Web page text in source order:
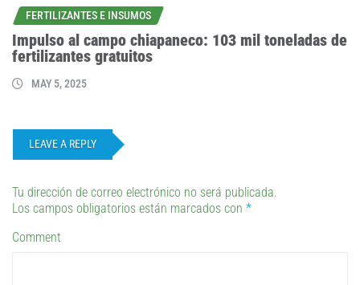
FERTILIZANTES E INSUMOS
Impulso al campo chiapaneco: 103 mil toneladas de
fertilizantes gratuitos
MAY 5, 2025
LEAVE A REPLY
Tu dirección de correo electrónico no será publicada.
Los campos obligatorios están marcados con *
Comment